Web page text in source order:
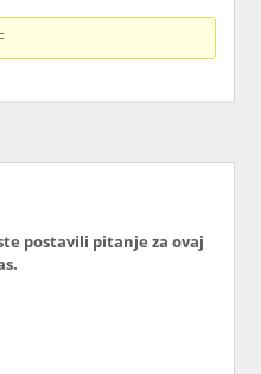
postavili pitanje za ovaj